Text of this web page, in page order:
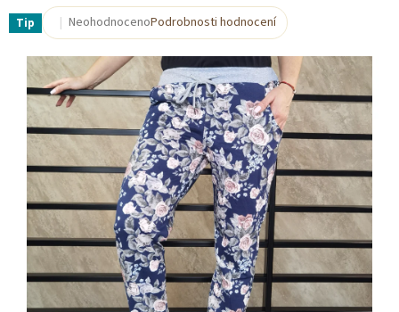
Tip
Průměrné
produktu
je
0,0
z
5
hvězdiček.
NeohodnocenoPodrobnosti hodnocení